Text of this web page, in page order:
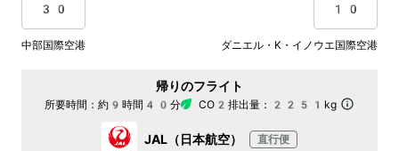
30 10
中部国際空港 ダニエル・K・イノウエ国際空港
帰りのフライト
所要時間： 約9時間40分 CO2排出量： 2251kg
JAL（日本航空） 直行便